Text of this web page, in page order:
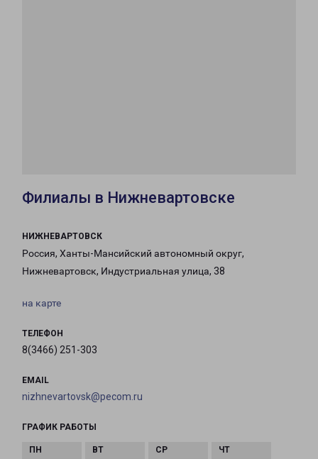
Филиалы в Нижневартовске
НИЖНЕВАРТОВСК
Россия, Ханты-Мансийский автономный округ,
Нижневартовск, Индустриальная улица, 38
на карте
ТЕЛЕФОН
8(3466) 251-303
EMAIL
nizhnevartovsk@pecom.ru
ГРАФИК РАБОТЫ